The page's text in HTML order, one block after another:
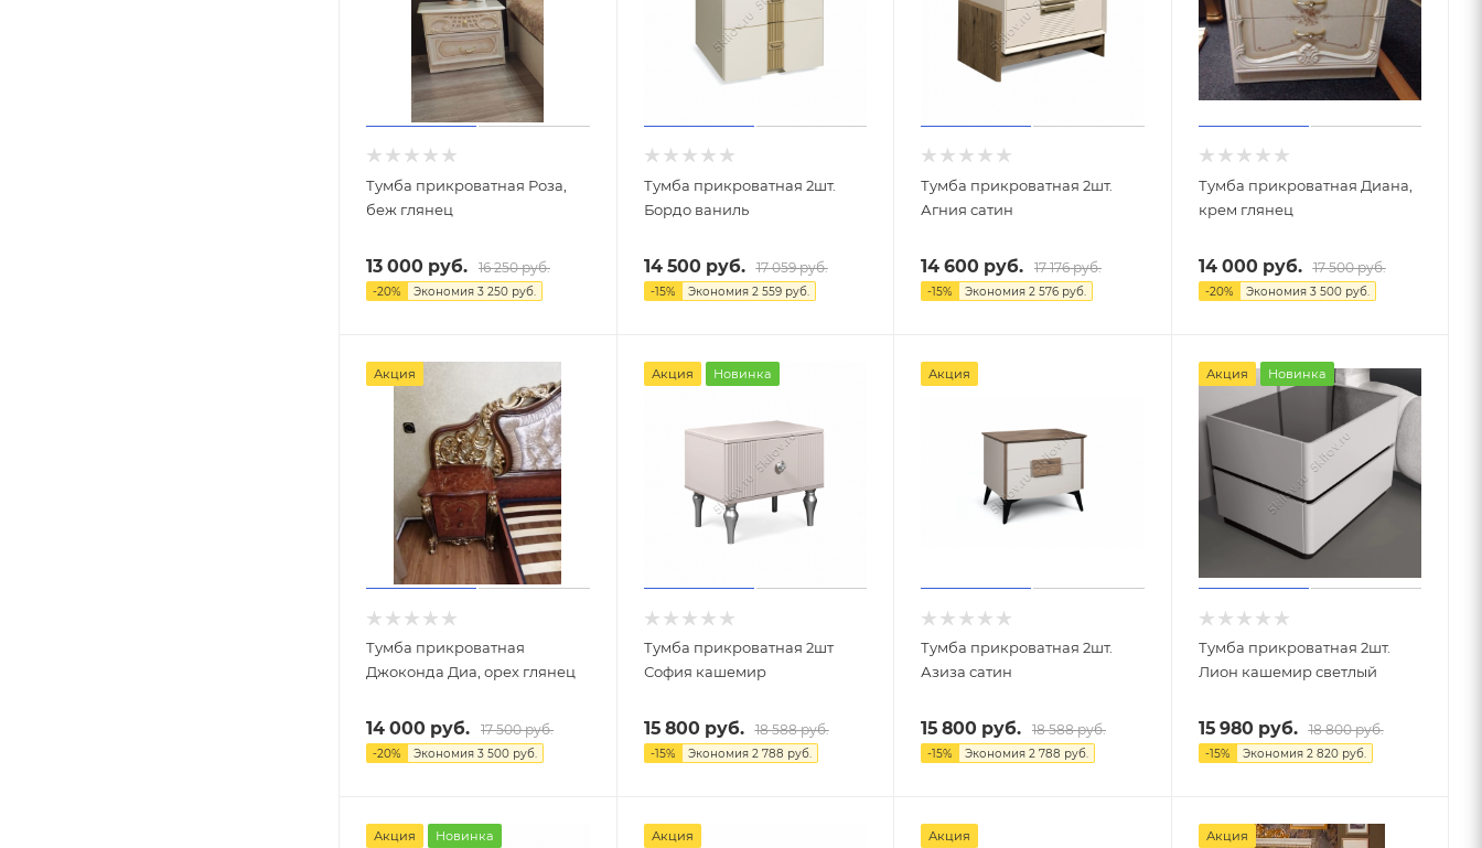
Тумба прикроватная Роза,
беж глянец
13 000 руб. 16 250руб.
-20% Экономия 3 250 руб.
Тумба прикроватная 2шт.
Бордо ваниль
14 500 руб. 17 059руб.
-15% Экономия 2 559руб.
Тумба прикроватная 2шт.
Агния сатин
14 600 руб. 17 176руб.
-15% Экономия 2 576 руб.
Тумба прикроватная Диана,
крем глянец
14 000 руб. 17 500руб.
-20% Экономия 3 500руб.
Акция
Тумба прикроватная
Джоконда Диа, орех глянец
14 000 руб. 17 500руб.
-20% Экономия 3 500 руб.
Акция Новинка
Тумба прикроватная 2шт
София кашемир
15 800 руб. 18 588руб.
-15% Экономия 2 788 руб.
Акция
Тумба прикроватная 2шт.
Азиза сатин
15 800 руб. 18 588руб.
-15% Экономия 2 788 руб.
Акция Новинка
Тумба прикроватная 2шт.
Лион кашемир светлый
15 980 руб. 18 800руб.
-15% Экономия 2 820руб.
Акция Новинка Акция Акция Акция